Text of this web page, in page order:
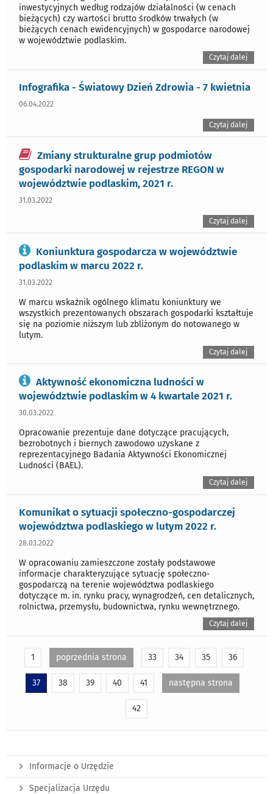
inwestycyjnych według rodzajów działalności (w cenach
bieżących) czy wartości brutto środków trwałych (w
bieżących cenach ewidencyjnych) w gospodarce narodowej
w województwie podlaskim.
Czytaj dalej
Infografika - Światowy Dzień Zdrowia - 7 kwietnia
06.04.2022
Czytaj dalej
Zmiany strukturalne grup podmiotów
gospodarki narodowej w rejestrze REGON w
województwie podlaskim, 2021 r.
31.03.2022
Czytaj dalej
Koniunktura gospodarcza w województwie
podlaskim w marcu 2022 r.
31.03.2022
W marcu wskaźnik ogólnego klimatu koniunktury we
wszystkich prezentowanych obszarach gospodarki kształtuje
się na poziomie niższym lub zbliżonym do notowanego w
lutym.
Czytaj dalej
Aktywność ekonomiczna ludności w
województwie podlaskim w 4 kwartale 2021 r.
30.03.2022
Opracowanie prezentuje dane dotyczące pracujących,
bezrobotnych i biernych zawodowo uzyskane z
reprezentacyjnego Badania Aktywności Ekonomicznej
Ludności (BAEL).
Czytaj dalej
Komunikat o sytuacji społeczno-gospodarczej
województwa podlaskiego w lutym 2022 r.
28.03.2022
W opracowaniu zamieszczone zostały podstawowe
informacje charakteryzujące sytuację społeczno-
gospodarczą na terenie województwa podlaskiego
dotyczące m. in. rynku pracy, wynagrodzeń, cen detalicznych,
rolnictwa, przemysłu, budownictwa, rynku wewnętrznego.
Czytaj dalej
1 poprzednia strona 33 34 35 36
37 38 39 40 41 następna strona
42
Informacje o Urzędzie
Specjalizacja Urzędu